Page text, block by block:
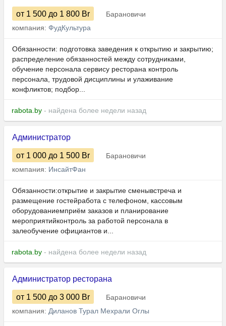
от 1 500 до 1 800 Br
Барановичи
компания: ФудКультура
Обязанности: подготовка заведения к открытию и закрытию;
распределение обязанностей между сотрудниками,
обучение персонала сервису ресторана контроль
персонала, трудовой дисциплины и улаживание
конфликтов; подбор...
rabota.by - найдена более недели назад
Администратор
от 1 000 до 1 500 Br
Барановичи
компания: ИнсайтФан
Обязанности:открытие и закрытие сменывстреча и
размещение гостейработа с телефоном, кассовым
оборудованиемприём заказов и планирование
мероприятийконтроль за работой персонала в
залеобучение официантов и...
rabota.by - найдена более недели назад
Администратор ресторана
от 1 500 до 3 000 Br
Барановичи
компания: Диланов Турал Мехрали Оглы